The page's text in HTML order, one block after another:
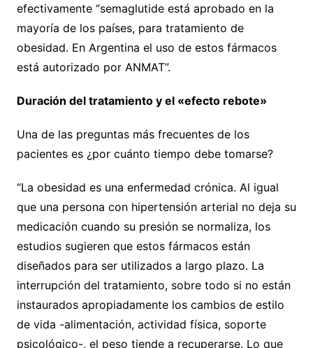
efectivamente “semaglutide está aprobado en la
mayoría de los países, para tratamiento de
obesidad. En Argentina el uso de estos fármacos
está autorizado por ANMAT”.
Duración del tratamiento y el «efecto rebote»
Una de las preguntas más frecuentes de los
pacientes es ¿por cuánto tiempo debe tomarse?
“La obesidad es una enfermedad crónica. Al igual
que una persona con hipertensión arterial no deja su
medicación cuando su presión se normaliza, los
estudios sugieren que estos fármacos están
diseñados para ser utilizados a largo plazo. La
interrupción del tratamiento, sobre todo si no están
instaurados apropiadamente los cambios de estilo
de vida -alimentación, actividad física, soporte
psicológico-, el peso tiende a recuperarse. Lo que